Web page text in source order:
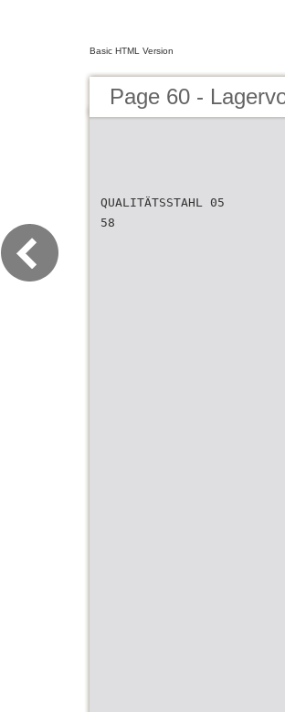
Basic HTML Version
Page 60 -
QUALITÄTSSTAHL 05
58